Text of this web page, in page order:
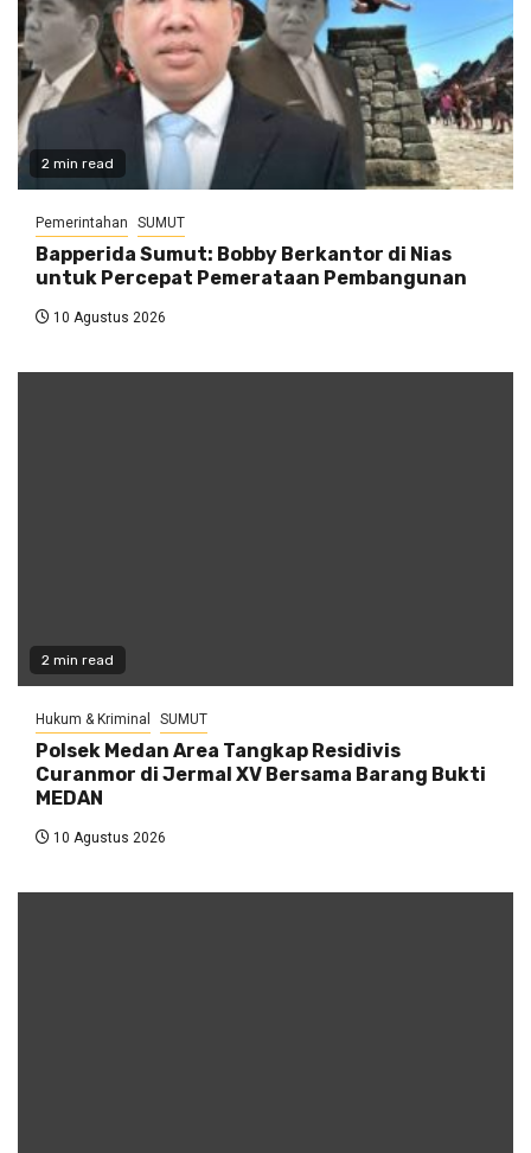
2 min read
Pemerintahan SUMUT
Bapperida Sumut: Bobby Berkantor di Nias
untuk Percepat Pemerataan Pembangunan
10 Agustus 2026
2 min read
Hukum & Kriminal SUMUT
Polsek Medan Area Tangkap Residivis
Curanmor di Jermal XV Bersama Barang Bukti
MEDAN
10 Agustus 2026